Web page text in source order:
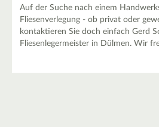
Auf der Suche nach einem
Fliesenverlegung - ob privat oder
kontaktieren Sie doch einfach Gerd
Fliesenlegermeister in Dülmen. Wir